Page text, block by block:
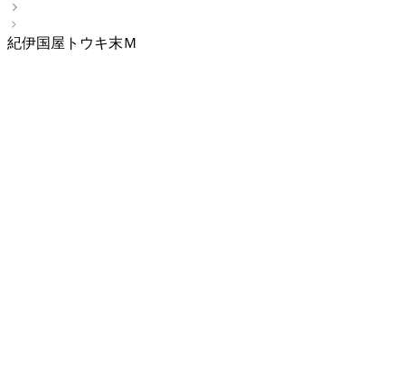
紀伊国屋トウキ末Ｍ